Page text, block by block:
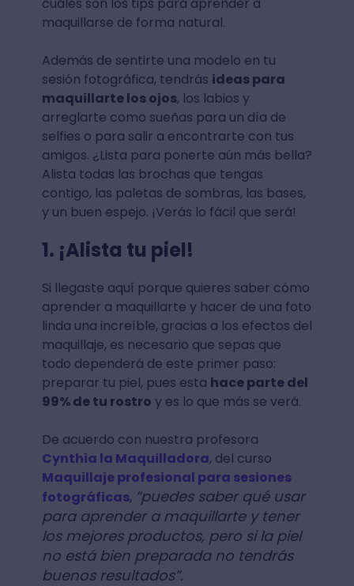
maquillarse de forma natural.
Además de sentirte una modelo en tu
sesión fotográfica, tendrás ideas para
maquillarte los ojos, los labios y
arreglarte como sueñas para un día de
selfies o para salir a encontrarte con tus
amigos. ¿Lista para ponerte aún más bella?
Alista todas las brochas que tengas
contigo, las paletas de sombras, las bases,
y un buen espejo. ¡Verás lo fácil que será!
1. ¡Alista tu piel!
Si llegaste aquí porque quieres saber cómo
aprender a maquillarte y hacer de una foto
linda una increíble, gracias a los efectos del
maquillaje, es necesario que sepas que
todo dependerá de este primer paso:
preparar tu piel, pues esta hace parte del
99% de tu rostro y es lo que más se verá.
De acuerdo con nuestra profesora
Cynthia la Maquilladora, del curso
Maquillaje profesional para sesiones
fotográficas, “puedes saber qué usar
para aprender a maquillarte y tener
los mejores productos, pero si la piel
no está bien preparada no tendrás
buenos resultados”.